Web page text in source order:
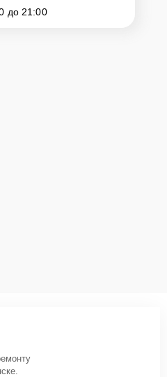
до 21:00